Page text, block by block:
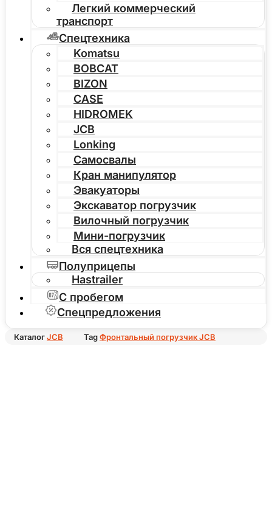
Легкий коммерческий
транспорт
Спецтехника
Komatsu
BOBCAT
BIZON
CASE
HIDROMEK
JCB
Lonking
Самосвалы
Кран манипулятор
Эвакуаторы
Экскаватор погрузчик
Вилочный погрузчик
Мини-погрузчик
Вся спецтехника
Полуприцепы
Hastrailer
С пробегом
Спецпредложения
КаталогJCB TagФронтальный погрузчик JCB